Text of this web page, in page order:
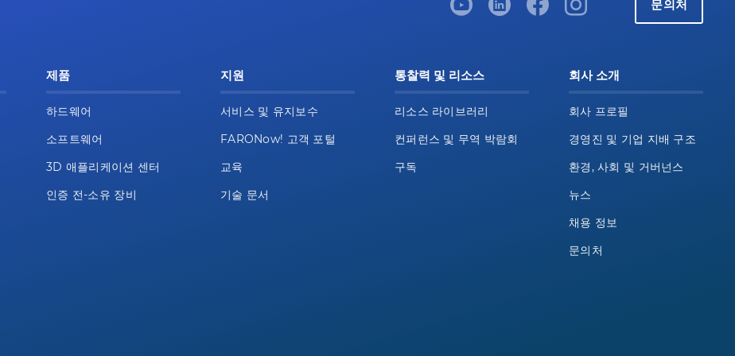
문의처
제품
하드웨어
소프트웨어
3D 애플리케이션 센터
인증 전-소유 장비
지원
서비스 및 유지보수
FARONow! 고객 포털
교육
기술 문서
통찰력 및 리소스
리소스 라이브러리
컨퍼런스 및 무역 박람회
구독
회사 소개
회사 프로필
경영진 및 기업 지배 구조
환경, 사회 및 거버넌스
뉴스
채용 정보
문의처